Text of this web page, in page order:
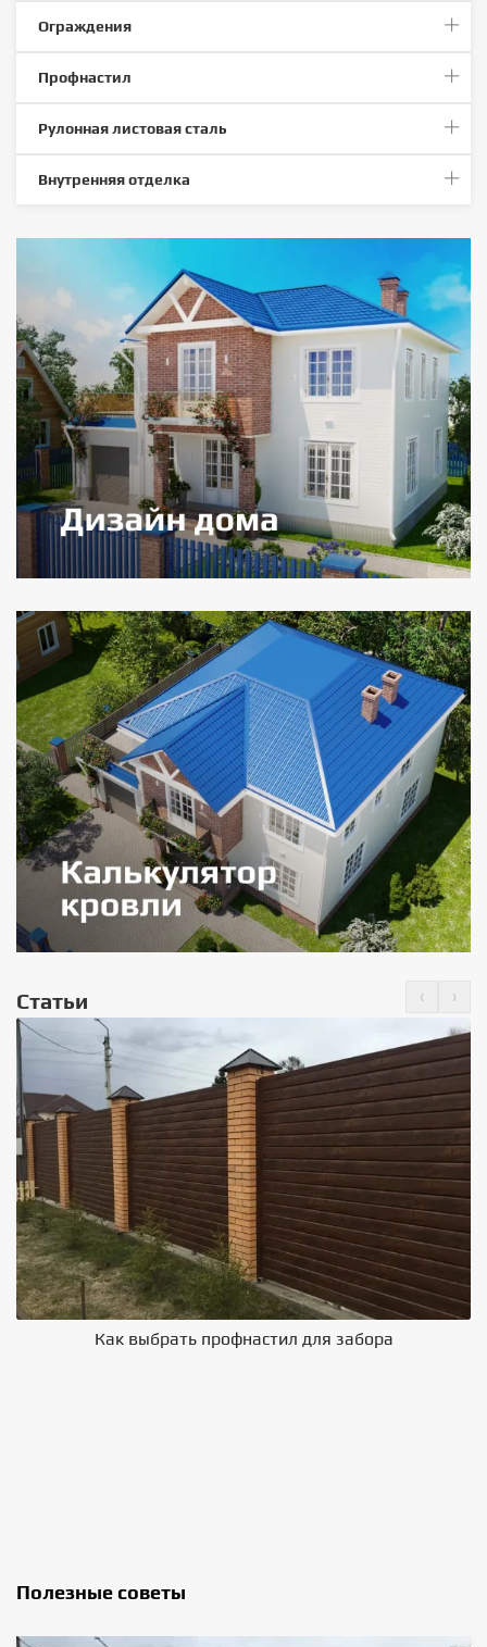
Ограждения
Профнастил
Рулонная листовая сталь
Внутренняя отделка
Статьи ‹ ›
Как выбрать профнастил для забора
Полезные советы